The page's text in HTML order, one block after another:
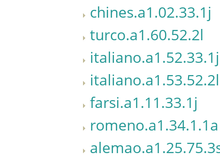
chines.a1.02.33.1j
turco.a1.60.52.2l
italiano.a1.52.33.1j
italiano.a1.53.52.2l
farsi.a1.11.33.1j
romeno.a1.34.1.1a